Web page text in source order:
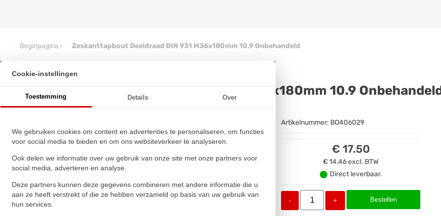
Beginpagina · Zeskanttapbout Deeldraad DIN 931 M36x180mm 10.9 Onbehandeld
Cookie-instellingen
Toestemming Details Over
We gebruiken cookies om content en advertenties te personaliseren, om functies
voor social media te bieden en om ons websiteverkeer te analyseren.
Ook delen we informatie over uw gebruik van onze site met onze partners voor
social media, adverteren en analyse.
Deze partners kunnen deze gegevens combineren met andere informatie die u
aan ze heeft verstrekt of die ze hebben verzameld op basis van uw gebruik van
hun services.
Zeskanttapbout Deeldraad DIN 931 M36x180mm 10.9
★★★★★
★★★★★
Artikelnummer: BO406029
€ 17.50
€ 14,46excl. BTW
Direct leverbaar.
- + Bestellen